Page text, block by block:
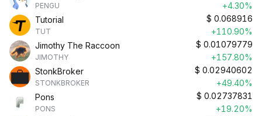
PENGU
+4.30%
Tutorial
TUT
$ 0.068916
+110.90%
Jimothy The Raccoon
JIMOTHY
$ 0.01079779
+157.80%
StonkBroker
STONKBROKER
$ 0.02940602
+49.40%
Pons
PONS
$ 0.02737831
+19.20%